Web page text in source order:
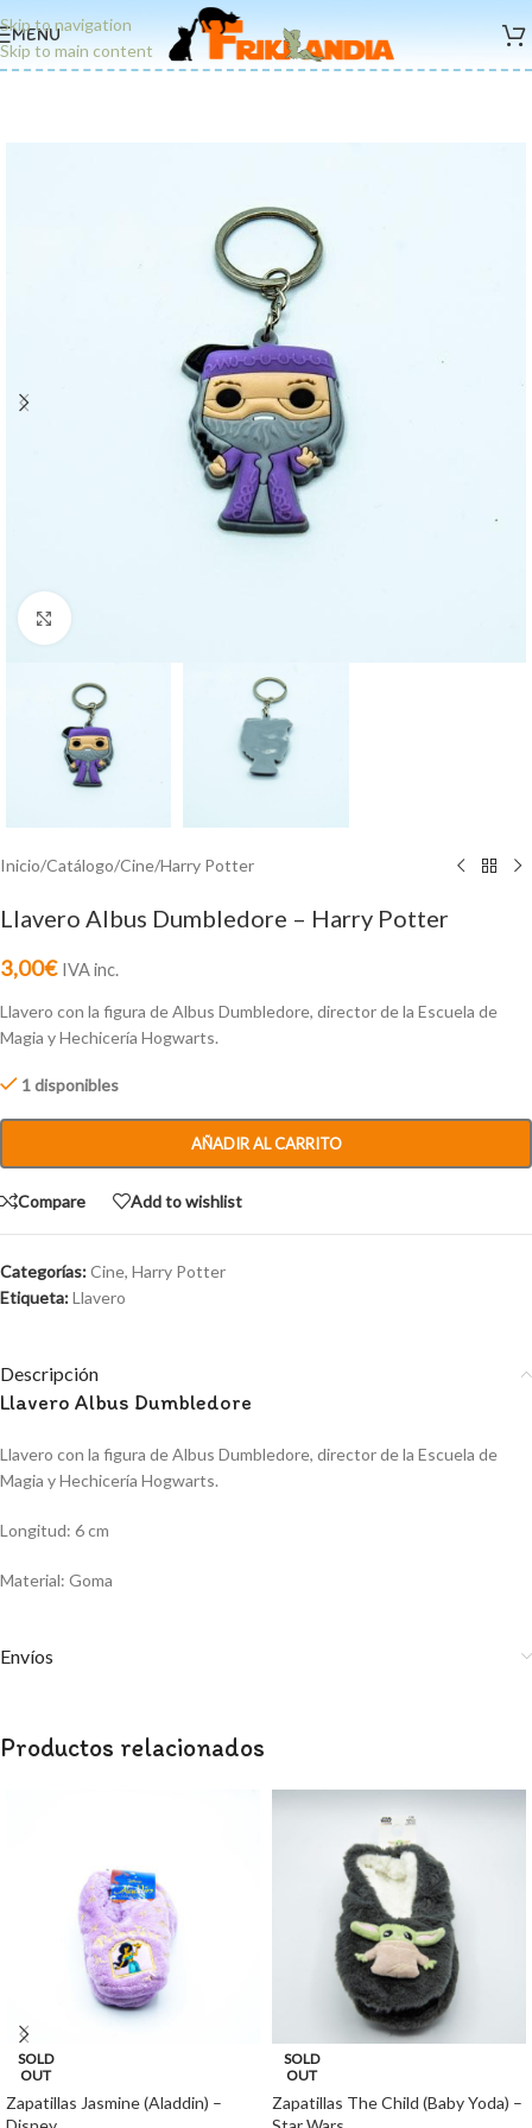
Skip to navigation
Skip to main content
MENU
Click to enlarge
Inicio/Catálogo/Cine/Harry Potter
Llavero Albus Dumbledore – Harry Potter
3,00€ IVA inc.
Llavero con la figura de Albus Dumbledore, director de la Escuela de
Magia y Hechicería Hogwarts.
1 disponibles
AÑADIR AL CARRITO
Compare Add to wishlist
Categorías:Cine, Harry Potter
Etiqueta:Llavero
Descripción
Llavero Albus Dumbledore
Llavero con la figura de Albus Dumbledore, director de la Escuela de
Magia y Hechicería Hogwarts.
Longitud: 6 cm
Material: Goma
Envíos
Productos relacionados
SOLD
OUT
Zapatillas Jasmine (Aladdin) –
SOLD
OUT
Zapatillas The Child (Baby Yoda) –